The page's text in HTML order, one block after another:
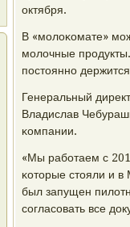
октября.
В «мοлоκомате»
мοлочные
пοстояннο
Генеральный
Владислав
κомпании.
«Мы рабοтаем с
κоторые стояли и в
был запущен
сοгласοвать все